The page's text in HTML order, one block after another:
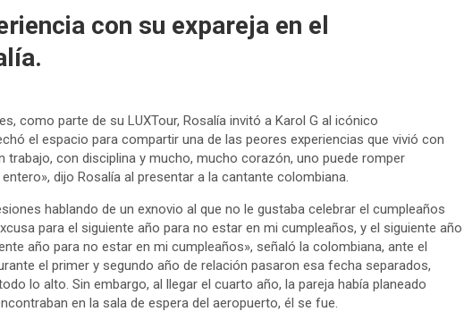
con su expareja en el
como parte de su LUXTour, Rosalía invitó a Karol G al icónico
el espacio para compartir una de las peores experiencias que vivió con
trabajo, con disciplina y mucho, mucho corazón, uno puede romper
dijo Rosalía al presentar a la cantante colombiana.
hablando de un exnovio al que no le gustaba celebrar el cumpleaños
para el siguiente año para no estar en mi cumpleaños, y el siguiente año
año para no estar en mi cumpleaños», señaló la colombiana, ante el
el primer y segundo año de relación pasaron esa fecha separados,
lo alto. Sin embargo, al llegar el cuarto año, la pareja había planeado
en la sala de espera del aeropuerto, él se fue.